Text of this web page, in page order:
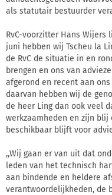
als statutair bestuurder
RvC-voorzitter Hans Wijers
juni hebben wij Tscheu la
de RvC de situatie in en
brengen en ons van
afgerond en recent aan
daarvan hebben wij de
de heer Ling dan ook veel
werkzaamheden en zijn blij
beschikbaar blijft voor
,,Wij gaan er van uit dat
leden van het technisch
aan bindende en heldere
verantwoordelijkheden, de